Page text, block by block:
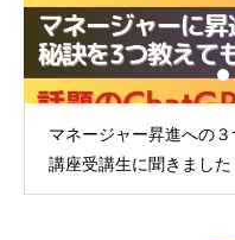
マネージャー昇進への
講座受講生に聞きました